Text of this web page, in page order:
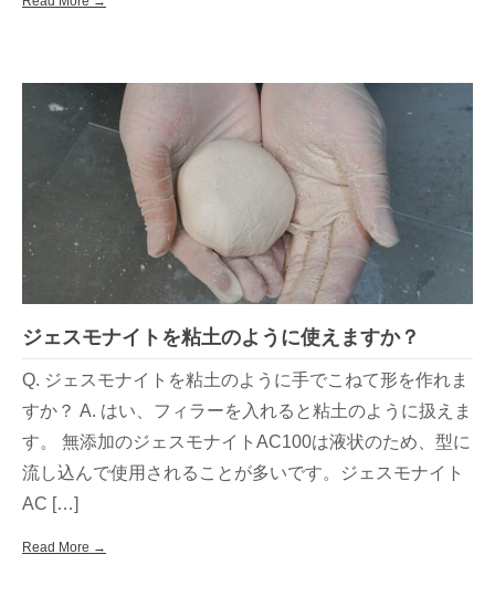
ジェスモナイトを粘土のように使えますか？
Q. ジェスモナイトを粘土のように手でこねて形を作れま
すか？ A. はい、フィラーを入れると粘土のように扱えま
す。 無添加のジェスモナイトAC100は液状のため、型に
流し込んで使用されることが多いです。ジェスモナイト
AC […]
Read More →